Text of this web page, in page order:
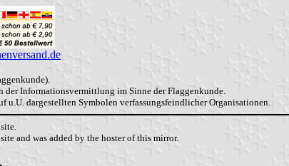
der Informationsvermittlung im Sinne der Flaggenkunde.
u.U. dargestellten Symbolen verfassungsfeindlicher Organisationen.
and was added by the hoster of this mirror.